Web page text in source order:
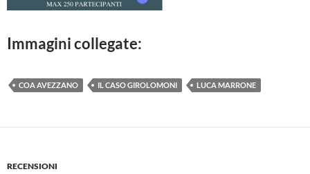
Immagini collegate:
COA AVEZZANO IL CASO GIROLOMONI LUCA MARRONE
RECENSIONI